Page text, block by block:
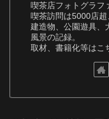
喫茶店フォトグラフ
喫茶訪問は5000店超
建造物、公園遊具、
風景の記録。
取材、書籍化等は